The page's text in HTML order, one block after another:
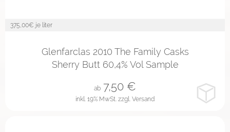
375,00€ je liter
Glenfarclas 2010 The Family Casks
Sherry Butt 60,4% Vol Sample
inkl. 19% MwSt. zzgl. Versand
ab 7,50 €